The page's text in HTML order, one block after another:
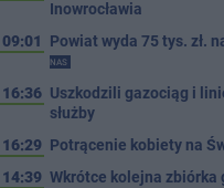
Inowrocławia
09:01
Powiat wyda 75 tys. zł.
NAS
16:36 Uszkodzili gazociąg i
służby
16:29 Potrącenie kobiety na
14:39 Wkrótce kolejna zbiórka